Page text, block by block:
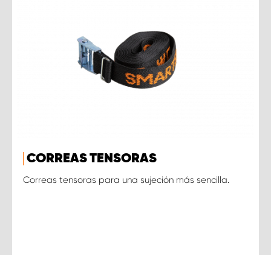
CORREAS TENSORAS
Correas tensoras para una sujeción más sencilla.